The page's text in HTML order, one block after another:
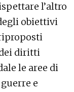
l’altro
obiettivi
diritti
le aree di
e